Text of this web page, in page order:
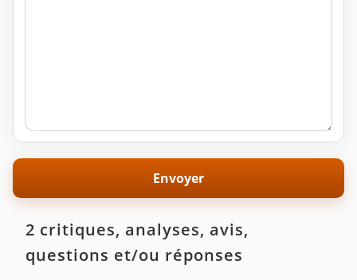
2 critiques, analyses, avis,
questions et/ou réponses